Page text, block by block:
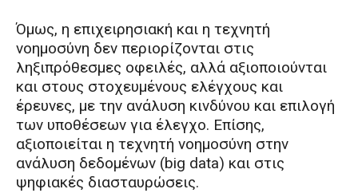
Όμως, η επιχειρησιακή και η τεχνητή
νοημοσύνη δεν περιορίζονται στις
ληξιπρόθεσμες οφειλές, αλλά αξιοποιούνται
και στους στοχευμένους ελέγχους και
έρευνες, με την ανάλυση κινδύνου και επιλογή
των υποθέσεων για έλεγχο. Επίσης,
αξιοποιείται η τεχνητή νοημοσύνη στην
ανάλυση δεδομένων (big data) και στις
ψηφιακές διασταυρώσεις.